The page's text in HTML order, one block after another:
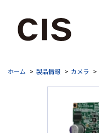
ホーム 製品情報 カメラ